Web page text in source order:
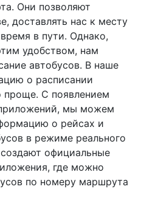
Они позволяют
доставлять нас к месту
в пути. Однако,
удобством, нам
автобусов. В наше
о расписании
проще. С появлением
мы можем
о рейсах и
в режиме реального
официальные
где можно
по номеру маршрута